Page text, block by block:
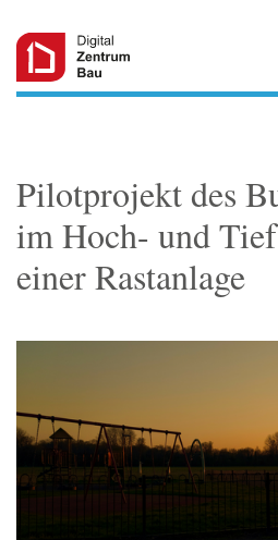
Pilotprojekt des
im Hoch- und
einer Rastanlage